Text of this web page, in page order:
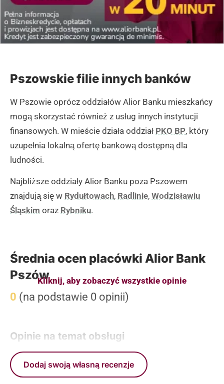
Pszowskie filie innych banków
W Pszowie oprócz oddziałów Alior Banku mieszkańcy
mogą skorzystać również z usług innych instytucji
finansowych. W mieście działa oddział PKO BP, który
uzupełnia lokalną ofertę bankową dostępną dla
ludności.
Najbliższe oddziały Alior Banku poza Pszowem
znajdują się w Rydułtowach, Radlinie, Wodzisławiu
Śląskim oraz Rybniku.
Średnia ocen placówki Alior Bank
Pszów
0 (na podstawie 0 opinii)
Opinie na temat obsługi
Kliknij, aby zobaczyć wszystkie opinie
Dodaj swoją własną recenzje